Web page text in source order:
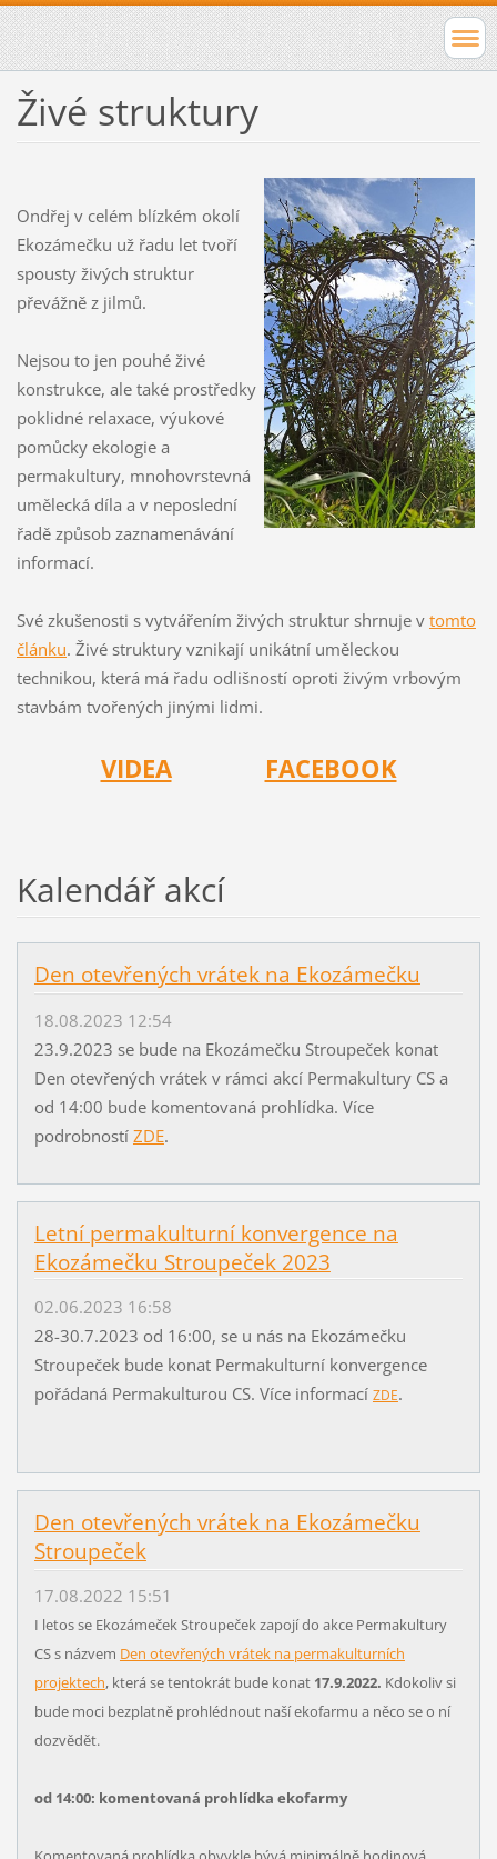
Živé struktury
Ondřej v celém blízkém okolí
Ekozámečku už řadu let tvoří
spousty živých struktur
převážně z jilmů.
Nejsou to jen pouhé živé
konstrukce, ale také prostředky
poklidné relaxace, výukové
pomůcky ekologie a
permakultury, mnohovrstevná
umělecká díla a v neposlední
řadě způsob zaznamenávání
informací.
Své zkušenosti s vytvářením živých struktur shrnuje v tomto
článku. Živé struktury vznikají unikátní uměleckou
technikou, která má řadu odlišností oproti živým vrbovým
stavbám tvořených jinými lidmi.
VIDEA FACEBOOK
Kalendář akcí
Den otevřených vrátek na Ekozámečku
18.08.2023 12:54
23.9.2023 se bude na Ekozámečku Stroupeček konat
Den otevřených vrátek v rámci akcí Permakultury CS a
od 14:00 bude komentovaná prohlídka. Více
podrobností ZDE.
Letní permakulturní konvergence na
Ekozámečku Stroupeček 2023
02.06.2023 16:58
28-30.7.2023 od 16:00, se u nás na Ekozámečku
Stroupeček bude konat Permakulturní konvergence
pořádaná Permakulturou CS. Více informací ZDE.
Den otevřených vrátek na Ekozámečku
Stroupeček
17.08.2022 15:51
I letos se Ekozámeček Stroupeček zapojí do akce Permakultury
CS s názvem Den otevřených vrátek na permakulturních
projektech, která se tentokrát bude konat 17.9.2022. Kdokoliv si
bude moci bezplatně prohlédnout naší ekofarmu a něco se o ní
dozvědět.
od 14:00: komentovaná prohlídka ekofarmy